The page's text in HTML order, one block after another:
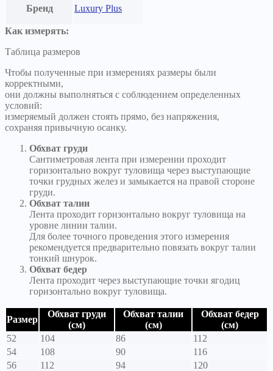
Бренд Luxury Plus
Как измерять:
Таблица размеров
Чтобы полученные при измерениях размеры были
корректными,
они должны выполняться с соблюдением определенных
условий:
измеряемый должен стоять прямо, без напряжения,
сохраняя привычную осанку.
Обхват груди
Сантиметровая лента при измерении проходит
горизонтально вокруг туловища через выступающие
точки грудных желез и замыкается на правой стороне
груди.
Обхват талии
Лента проходит горизонтально вокруг туловища на
уровне линии талии.
Для более точного проведения этого измерения
рекомендуется предварительно повязать вокруг талии
тонкий шнурок.
Обхват бедер
Лента проходит через выступающие точки ягодиц
горизонтально вокруг туловища.
Размер
Обхват груди
(см)
Обхват талии
(см)
Обхват бедер
(см)
52
104 86
112
54
108 90
116
56
112 94
120